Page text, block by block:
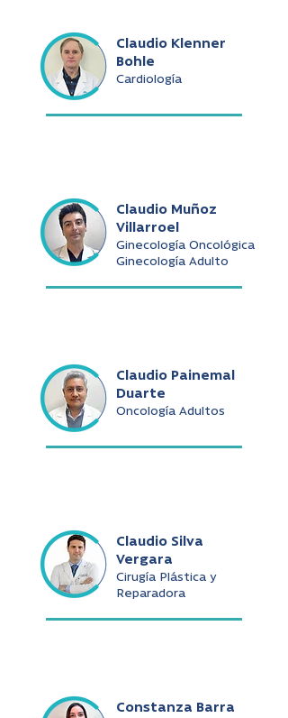
Claudio Klenner
Bohle
Cardiología
Claudio Muñoz
Villarroel
Ginecología Oncológica
Ginecología Adulto
Claudio Painemal
Duarte
Oncología Adultos
Claudio Silva
Vergara
Cirugía Plástica y
Reparadora
Constanza Barra